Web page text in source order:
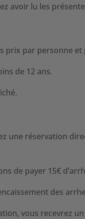
avoir lu les
prix par personne et
de 12 ans.
une réservation
de payer 15€
des
vous recevrez